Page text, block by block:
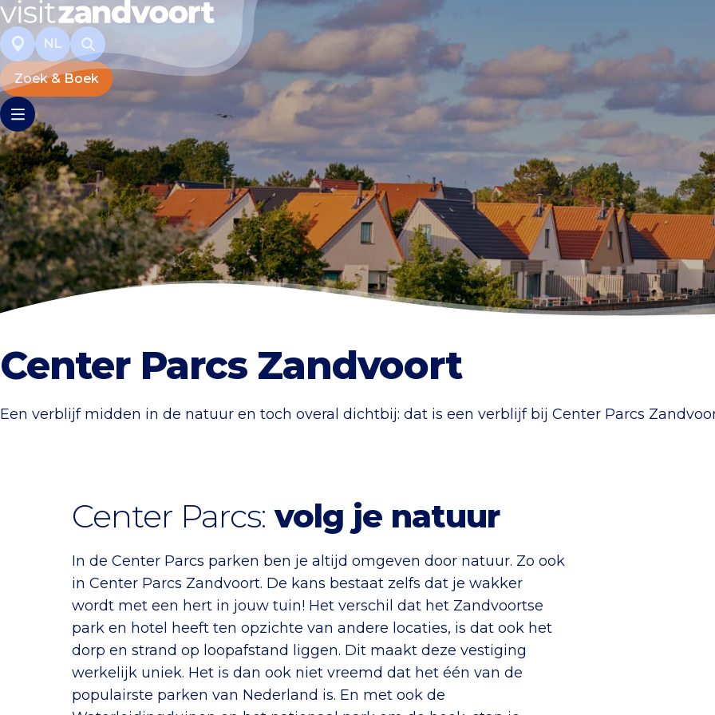
NL
Zoek & Boek
Center Parcs Zandvoort
Een verblijf midden in de natuur en toch overal dichtbij: dat is een verblijf bij Center Parcs
Center Parcs: volg je natuur
In de Center Parcs parken ben je altijd omgeven door natuur. Zo ook
in Center Parcs Zandvoort. De kans bestaat zelfs dat je wakker
wordt met een hert in jouw tuin! Het verschil dat het Zandvoortse
park en hotel heeft ten opzichte van andere locaties, is dat ook het
dorp en strand op loopafstand liggen. Dit maakt deze vestiging
werkelijk uniek. Het is dan ook niet vreemd dat het één van de
populairste parken van Nederland is. En met ook de